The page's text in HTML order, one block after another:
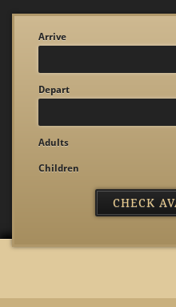
Arrive
Depart
Adults
Children